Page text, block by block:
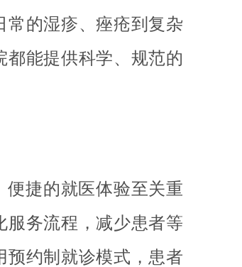
常的湿疹、痤疮到复杂
能提供科学、规范的
便捷的就医体验至关重
服务流程，减少患者等
预约制就诊模式，患者